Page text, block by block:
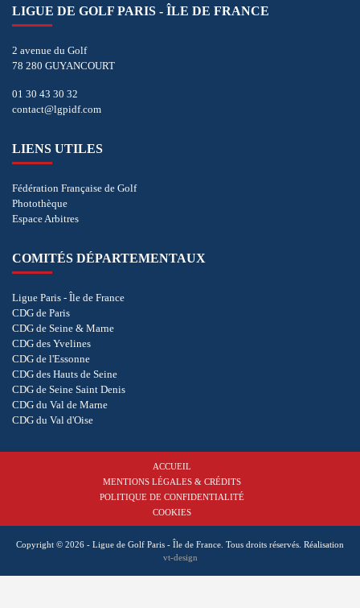
LIGUE DE GOLF PARIS - ÎLE DE FRANCE
2 avenue du Golf
78 280 GUYANCOURT
01 30 43 30 32
contact@lgpidf.com
LIENS UTILES
Fédération Française de Golf
Photothèque
Espace Arbitres
COMITÉS DÉPARTEMENTAUX
Ligue Paris - Île de France
CDG de Paris
CDG de Seine & Marne
CDG des Yvelines
CDG de l'Essonne
CDG des Hauts de Seine
CDG de Seine Saint Denis
CDG du Val de Marne
CDG du Val d'Oise
ACCUEIL
MENTIONS LÉGALES & CRÉDITS
POLITIQUE DE CONFIDENTIALITÉ
COOKIES
Copyright © 2026 - Ligue de Golf Paris - Île de France. Tous droits réservés. Réalisation
vt-design